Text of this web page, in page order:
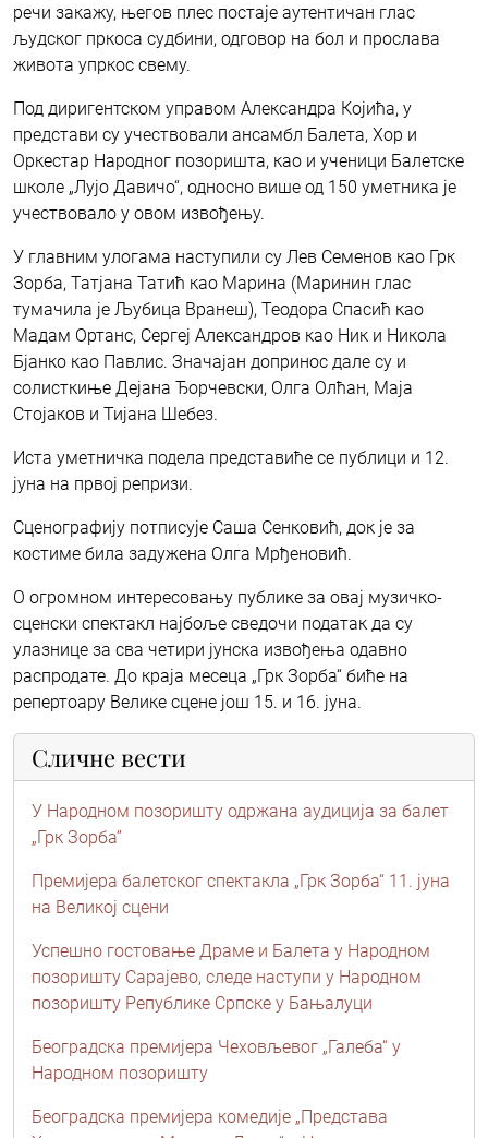
речи закажу, његов плес постаје аутентичан глас
људског пркоса судбини, одговор на бол и прослава
живота упркос свему.
Под диригентском управом Александра Којића, у
представи су учествовали ансамбл Балета, Хор и
Оркестар Народног позоришта, као и ученици Балетске
школе „Лујо Давичо“, односно више од 150 уметника је
учествовало у овом извођењу.
У главним улогама наступили су Лев Семенов као Грк
Зорба, Татјана Татић као Марина (Маринин глас
тумачила је Љубица Вранеш), Теодора Спасић као
Мадам Ортанс, Сергеј Александров као Ник и Никола
Бјанко као Павлис. Значајан допринос дале су и
солисткиње Дејана Ђорчевски, Олга Олћан, Маја
Стојаков и Тијана Шебез.
Иста уметничка подела представиће се публици и 12.
јуна на првој репризи.
Сценографију потписује Саша Сенковић, док је за
костиме била задужена Олга Мрђеновић.
О огромном интересовању публике за овај музичко-
сценски спектакл најбоље сведочи податак да су
улазнице за сва четири јунска извођења одавно
распродате. До краја месеца „Грк Зорба“ биће на
репертоару Велике сцене још 15. и 16. јуна.
Сличне вести
У Народном позоришту одржана аудиција за балет
„Грк Зорба”
Премијера балетског спектакла „Грк Зорба“ 11. јуна
на Великој сцени
Успешно гостовање Драме и Балета у Народном
позоришту Сарајево, следе наступи у Народном
позоришту Републике Српске у Бањалуци
Београдска премијера Чеховљевог „Галеба“ у
Народном позоришту
Београдска премијера комедије „Представа